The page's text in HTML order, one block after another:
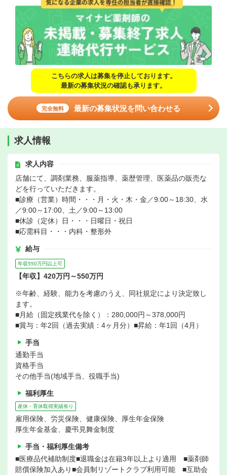
こちらの求人は募集を停止しております。
最新の募集状況の確認も承ります。
完全無料 最新の募集状況を問い合わせる
求人情報
求人内容
店舗にて、調剤業務、服薬指導、薬歴管理、医薬品の販売な
どを行っていただきます。
■診療（営業）時間・・・月・火・木・金／9:00～18:30、水
／9:00～17:00、土／9:00～13:00
■休診（定休）日・・・日曜日・祝日
■応需科目・・・内科・整形外
給与
年収550万円以上可
【年収】420万円～550万円
※年齢、経験、能力を考慮のうえ、同社規定により決定致し
ます。
■月給（固定残業代を除く）：280,000円～378,000円
■賞与：年2回（過去実績：4ヶ月分）■昇給：年1回（4月）
手当
通勤手当
資格手当
その他手当(地域手当、役職手当)
福利厚生
産休・育休取得実績有り
雇用保険、労災保険、健康保険、厚生年金保険
厚生年金基金、慶弔見舞金制度
手当・福利厚生備考
■医療品代補助制度■退職金は在籍3年以上より適用 ■薬剤師
賠償保険加入あり■会員制リゾートクラブ利用可能 ■互助会